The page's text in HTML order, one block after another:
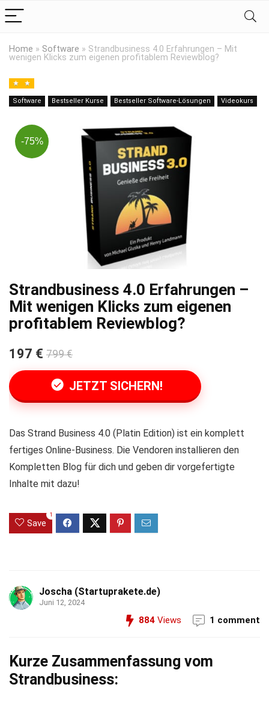
Home » Software » Strandbusiness 4.0 Erfahrungen – Mit
wenigen Klicks zum eigenen profitablem Reviewblog?
Software Bestseller Kurse Bestseller Software-Lösungen Videokurs
-75%
Strandbusiness 4.0 Erfahrungen –
Mit wenigen Klicks zum eigenen
profitablem Reviewblog?
197 € 799 €
JETZT SICHERN!
Das Strand Business 4.0 (Platin Edition) ist ein komplett
fertiges Online-Business. Die Vendoren installieren den
Kompletten Blog für dich und geben dir vorgefertigte
Inhalte mit dazu!
Save
1
Joscha (Startuprakete.de)
Juni 12, 2024
884 Views 1 comment
Kurze Zusammenfassung vom
Strandbusiness: